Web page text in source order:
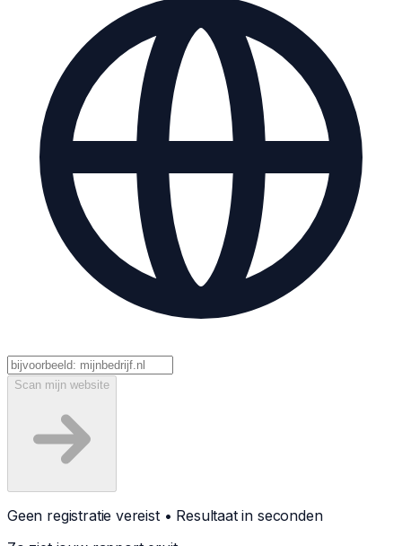
Scan mijn website
Geen registratie vereist • Resultaat in seconden